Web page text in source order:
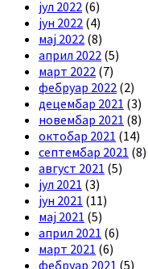
јул 2022 (6)
јун 2022 (4)
мај 2022 (8)
април 2022 (5)
март 2022 (7)
фебруар 2022 (2)
децембар 2021 (3)
новембар 2021 (8)
октобар 2021 (14)
септембар 2021 (8)
август 2021 (5)
јул 2021 (3)
јун 2021 (11)
мај 2021 (5)
април 2021 (6)
март 2021 (6)
фебруар 2021 (5)